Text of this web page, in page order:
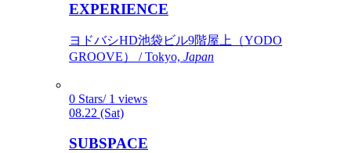
EXPERIENCE
ヨドバシHD池袋ビル9階屋上（YODO
GROOVE） / Tokyo, Japan
0 Stars/ 1 views
08.22 (Sat)
SUBSPACE